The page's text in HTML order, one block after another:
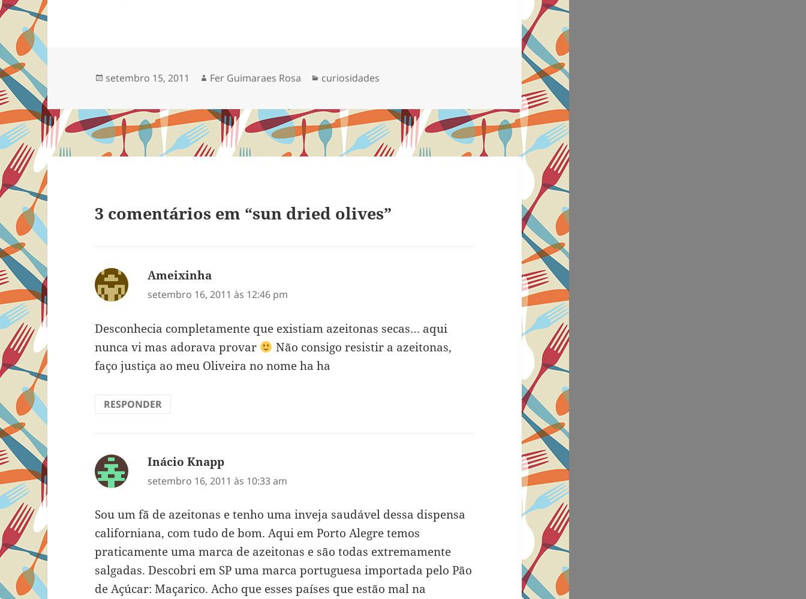
Publicado
setembro 15, 2011 Autor
Fer Guimaraes Rosa Categorias
curiosidades
3 comentários em “sun dried olives”
Ameixinha
setembro 16, 2011 às 12:46 pm
Desconhecia completamente que existiam azeitonas secas… aqui
nunca vi mas adorava provar
Não consigo resistir a azeitonas,
faço justiça ao meu Oliveira no nome ha ha
RESPONDER
Inácio Knapp
setembro 16, 2011 às 10:33 am
Sou um fã de azeitonas e tenho uma inveja saudável dessa dispensa
californiana, com tudo de bom. Aqui em Porto Alegre temos
praticamente uma marca de azeitonas e são todas extremamente
salgadas. Descobri em SP uma marca portuguesa importada pelo Pão
de Açúcar: Maçarico. Acho que esses países que estão mal na